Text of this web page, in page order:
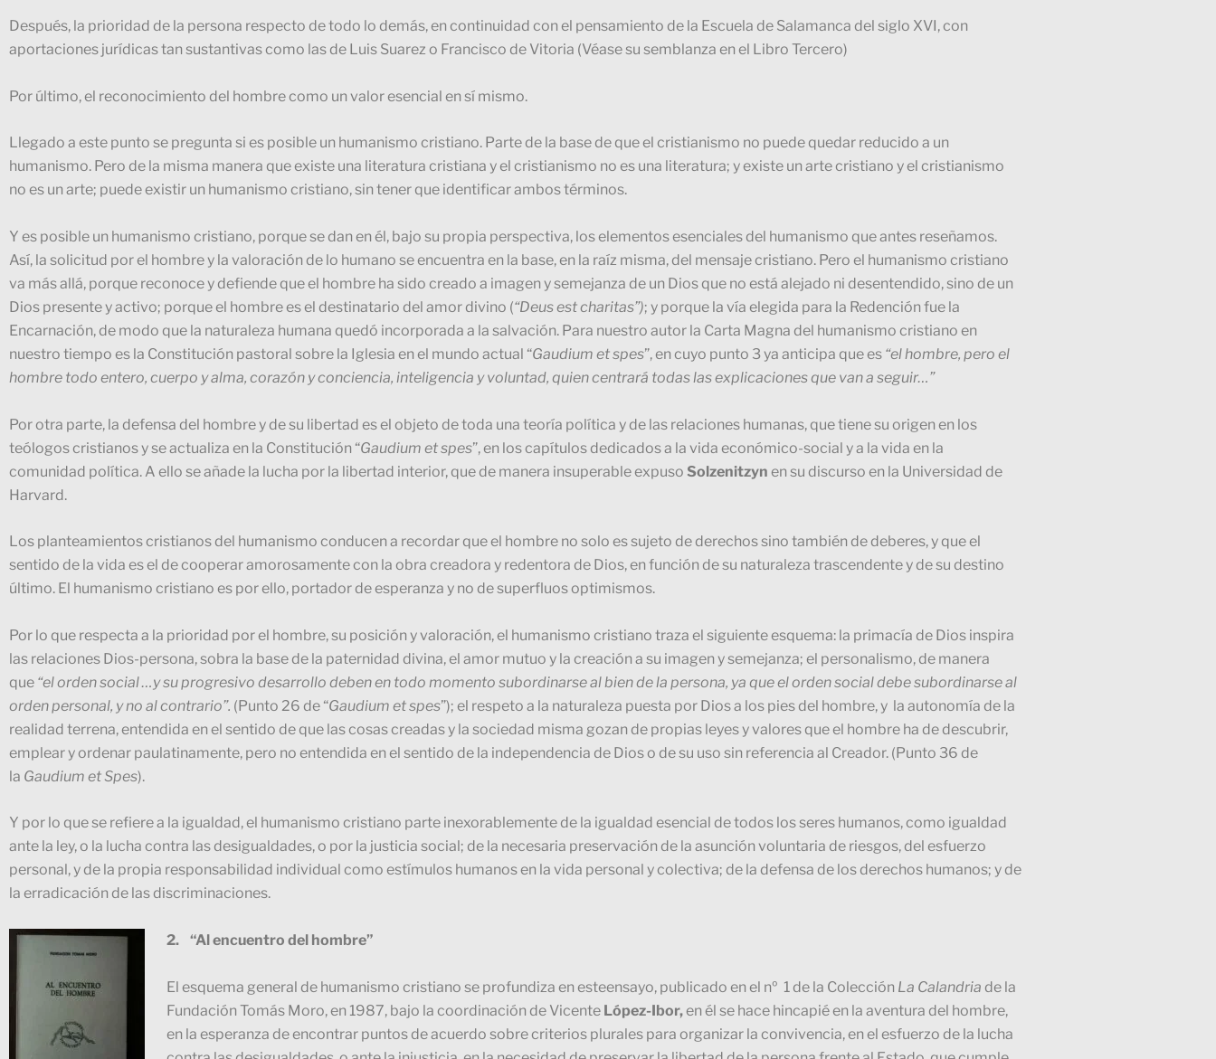
Después, la prioridad de la persona respecto de todo lo demás, en continuidad con el pensamiento de la Escuela de Salamanca del siglo XVI, con
aportaciones jurídicas tan sustantivas como las de Luis Suarez o Francisco de Vitoria (Véase su semblanza en el Libro Tercero)
Por último, el reconocimiento del hombre como un valor esencial en sí mismo.
Llegado a este punto se pregunta si es posible un humanismo cristiano. Parte de la base de que el cristianismo no puede quedar reducido a un
humanismo. Pero de la misma manera que existe una literatura cristiana y el cristianismo no es una literatura; y existe un arte cristiano y el cristianismo
no es un arte; puede existir un humanismo cristiano, sin tener que identificar ambos términos.
Y es posible un humanismo cristiano, porque se dan en él, bajo su propia perspectiva, los elementos esenciales del humanismo que antes reseñamos.
Así, la solicitud por el hombre y la valoración de lo humano se encuentra en la base, en la raíz misma, del mensaje cristiano. Pero el humanismo cristiano
va más allá, porque reconoce y defiende que el hombre ha sido creado a imagen y semejanza de un Dios que no está alejado ni desentendido, sino de un
Dios presente y activo; porque el hombre es el destinatario del amor divino (“Deus est charitas”); y porque la vía elegida para la Redención fue la
Encarnación, de modo que la naturaleza humana quedó incorporada a la salvación. Para nuestro autor la Carta Magna del humanismo cristiano en
nuestro tiempo es la Constitución pastoral sobre la Iglesia en el mundo actual “Gaudium et spes”, en cuyo punto 3 ya anticipa que es “el hombre, pero el
hombre todo entero, cuerpo y alma, corazón y conciencia, inteligencia y voluntad, quien centrará todas las explicaciones que van a seguir…”
Por otra parte, la defensa del hombre y de su libertad es el objeto de toda una teoría política y de las relaciones humanas, que tiene su origen en los
teólogos cristianos y se actualiza en la Constitución “Gaudium et spes”, en los capítulos dedicados a la vida económico-social y a la vida en la
comunidad política. A ello se añade la lucha por la libertad interior, que de manera insuperable expuso Solzenitzyn en su discurso en la Universidad de
Harvard.
Los planteamientos cristianos del humanismo conducen a recordar que el hombre no solo es sujeto de derechos sino también de deberes, y que el
sentido de la vida es el de cooperar amorosamente con la obra creadora y redentora de Dios, en función de su naturaleza trascendente y de su destino
último. El humanismo cristiano es por ello, portador de esperanza y no de superfluos optimismos.
Por lo que respecta a la prioridad por el hombre, su posición y valoración, el humanismo cristiano traza el siguiente esquema: la primacía de Dios inspira
las relaciones Dios-persona, sobra la base de la paternidad divina, el amor mutuo y la creación a su imagen y semejanza; el personalismo, de manera
que “el orden social …y su progresivo desarrollo deben en todo momento subordinarse al bien de la persona, ya que el orden social debe subordinarse al
orden personal, y no al contrario”. (Punto 26 de “Gaudium et spes”); el respeto a la naturaleza puesta por Dios a los pies del hombre, y la autonomía de la
realidad terrena, entendida en el sentido de que las cosas creadas y la sociedad misma gozan de propias leyes y valores que el hombre ha de descubrir,
emplear y ordenar paulatinamente, pero no entendida en el sentido de la independencia de Dios o de su uso sin referencia al Creador. (Punto 36 de
la Gaudium et Spes).
Y por lo que se refiere a la igualdad, el humanismo cristiano parte inexorablemente de la igualdad esencial de todos los seres humanos, como igualdad
ante la ley, o la lucha contra las desigualdades, o por la justicia social; de la necesaria preservación de la asunción voluntaria de riesgos, del esfuerzo
personal, y de la propia responsabilidad individual como estímulos humanos en la vida personal y colectiva; de la defensa de los derechos humanos; y de
la erradicación de las discriminaciones.
2. “Al encuentro del hombre”
El esquema general de humanismo cristiano se profundiza en esteensayo, publicado en el nº 1 de la Colección La Calandria de la
Fundación Tomás Moro, en 1987, bajo la coordinación de Vicente López-Ibor,en él se hace hincapié en la aventura del hombre,
en la esperanza de encontrar puntos de acuerdo sobre criterios plurales para organizar la convivencia, en el esfuerzo de la lucha